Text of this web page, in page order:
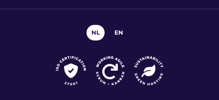
NL EN